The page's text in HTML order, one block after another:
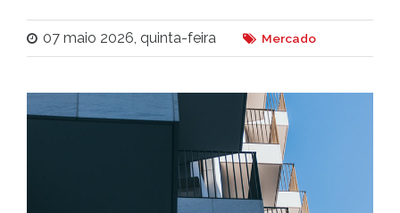
07 maio 2026, quinta-feira Mercado